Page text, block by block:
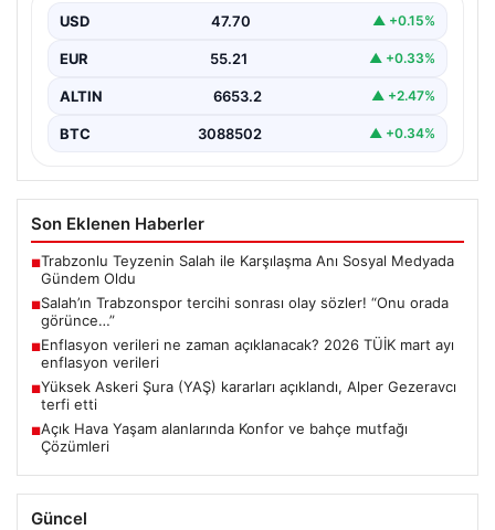
USD 47.70 ▲ +0.15%
EUR 55.21 ▲ +0.33%
ALTIN 6653.2 ▲ +2.47%
BTC 3088502 ▲ +0.34%
Son Eklenen Haberler
■Trabzonlu Teyzenin Salah ile Karşılaşma Anı Sosyal Medyada
Gündem Oldu
■Salah’ın Trabzonspor tercihi sonrası olay sözler! “Onu orada
görünce…”
■Enflasyon verileri ne zaman açıklanacak? 2026 TÜİK mart ayı
enflasyon verileri
■Yüksek Askeri Şura (YAŞ) kararları açıklandı, Alper Gezeravcı
terfi etti
■Açık Hava Yaşam alanlarında Konfor ve bahçe mutfağı
Çözümleri
Güncel